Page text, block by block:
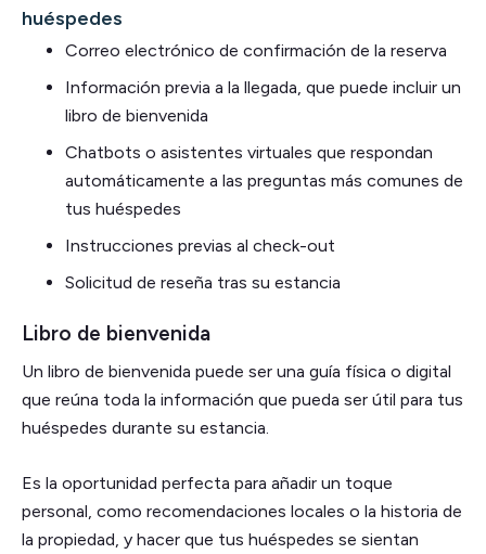
huéspedes
Correo electrónico de confirmación de la reserva
Información previa a la llegada, que puede incluir un
libro de bienvenida
Chatbots o asistentes virtuales que respondan
automáticamente a las preguntas más comunes de
tus huéspedes
Instrucciones previas al check-out
Solicitud de reseña tras su estancia
Libro de bienvenida
Un libro de bienvenida puede ser una guía física o digital
que reúna toda la información que pueda ser útil para tus
huéspedes durante su estancia.
Es la oportunidad perfecta para añadir un toque
personal, como recomendaciones locales o la historia de
la propiedad, y hacer que tus huéspedes se sientan